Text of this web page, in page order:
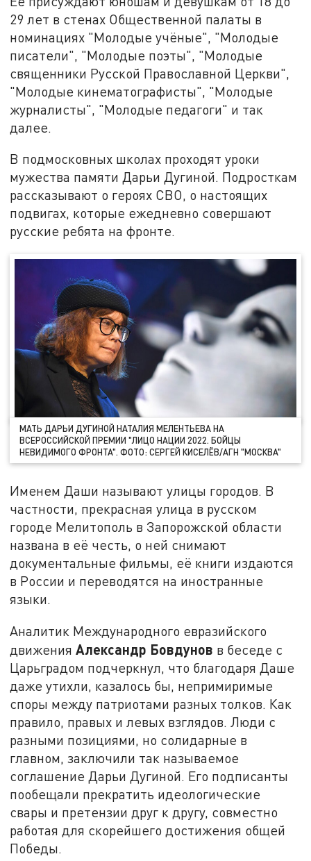
29 лет в стенах Общественной палаты в
номинациях "Молодые учёные", "Молодые
писатели", "Молодые поэты", "Молодые
священники Русской Православной Церкви",
"Молодые кинематографисты", "Молодые
журналисты", "Молодые педагоги" и так
далее.
В подмосковных школах проходят уроки
мужества памяти Дарьи Дугиной. Подросткам
рассказывают о героях СВО, о настоящих
подвигах, которые ежедневно совершают
русские ребята на фронте.
МАТЬ ДАРЬИ ДУГИНОЙ НАТАЛИЯ МЕЛЕНТЬЕВА НА
ВСЕРОССИЙСКОЙ ПРЕМИИ "ЛИЦО НАЦИИ 2022. БОЙЦЫ
НЕВИДИМОГО ФРОНТА". ФОТО: СЕРГЕЙ КИСЕЛЁВ/АГН "МОСКВА"
Именем Даши называют улицы городов. В
частности, прекрасная улица в русском
городе Мелитополь в Запорожской области
названа в её честь, о ней снимают
документальные фильмы, её книги издаются
в России и переводятся на иностранные
языки.
Аналитик Международного евразийского
движенияАлександр Бовдунов в беседе с
Царьградом подчеркнул, что благодаря Даше
даже утихли, казалось бы, непримиримые
споры между патриотами разных толков. Как
правило, правых и левых взглядов. Люди с
разными позициями, но солидарные в
главном, заключили так называемое
соглашение Дарьи Дугиной. Его подписанты
пообещали прекратить идеологические
свары и претензии друг к другу, совместно
работая для скорейшего достижения общей
Победы.